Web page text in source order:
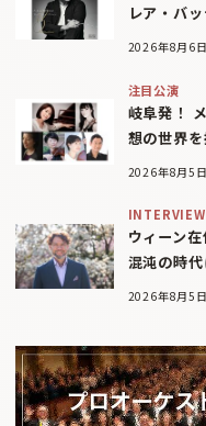
レア・バ
2026年8月6日
注目公演
岐阜発！
想の世界を
2026年8月5日
INTERVIEW
ウィーン
混沌の時代
2026年8月5日